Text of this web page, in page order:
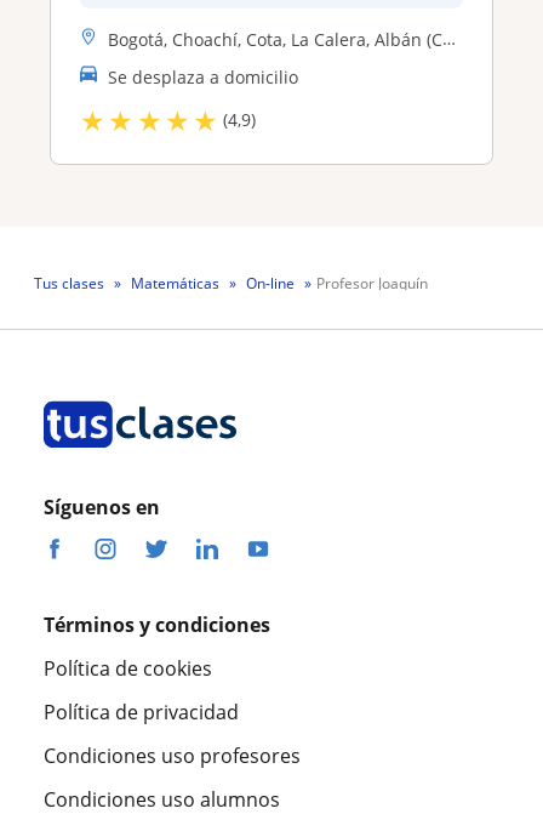
Bogotá, Choachí, Cota, La Calera, Albán (Cundinamarca), Anolaima, Chía...
Se desplaza a domicilio
★★ ★★★ (4,9)
Tus clases Matemáticas On-line Profesor Joaquín
Síguenos en
Términos y condiciones
Política de cookies
Política de privacidad
Condiciones uso profesores
Condiciones uso alumnos